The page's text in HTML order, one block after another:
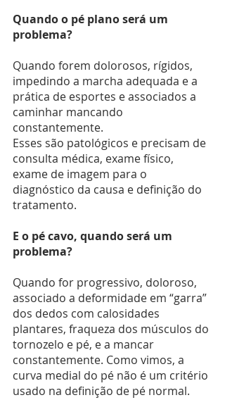
Quando o pé plano será um
problema?
Quando forem dolorosos, rígidos,
impedindo a marcha adequada e a
prática de esportes e associados a
caminhar mancando
constantemente.
Esses são patológicos e precisam de
consulta médica, exame físico,
exame de imagem para o
diagnóstico da causa e definição do
tratamento.
E o pé cavo, quando será um
problema?
Quando for progressivo, doloroso,
associado a deformidade em “garra”
dos dedos com calosidades
plantares, fraqueza dos músculos do
tornozelo e pé, e a mancar
constantemente. Como vimos, a
curva medial do pé não é um critério
usado na definição de pé normal.